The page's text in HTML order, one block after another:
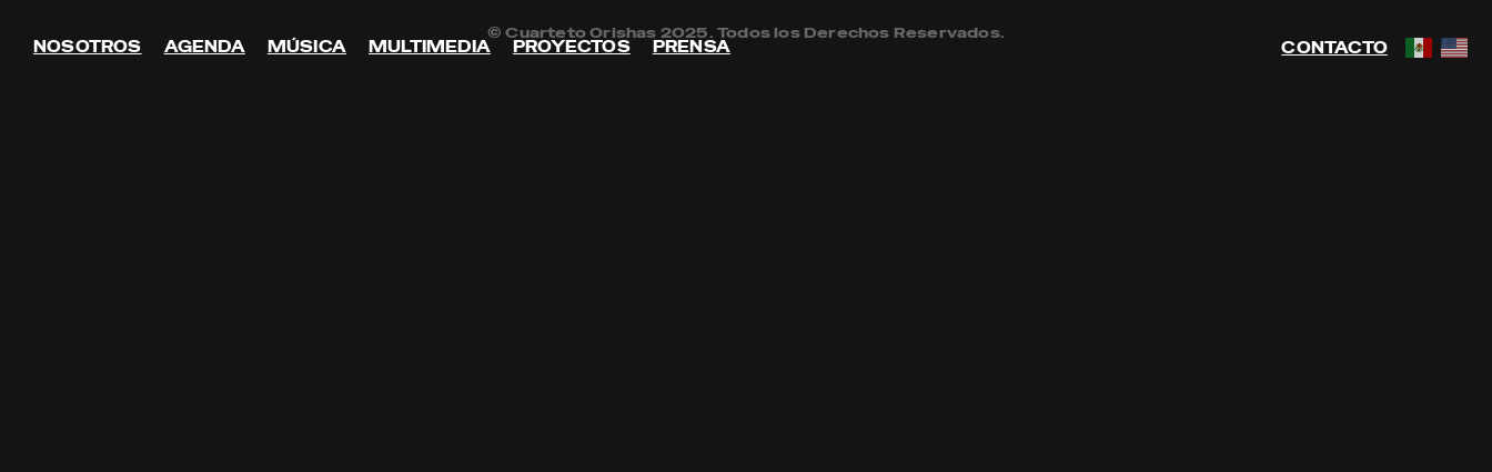
NOSOTROS AGENDA MÚSICA MULTIMEDIA PROYECTOS PRENSA CONTACTO
© Cuarteto Orishas 2025. Todos los Derechos Reservados.